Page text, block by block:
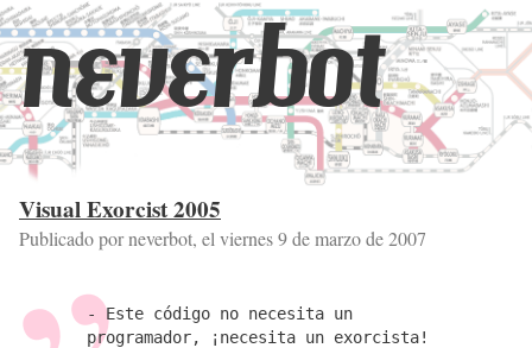
neverbot
Visual Exorcist 2005
Publicado por neverbot, el viernes 9 de marzo de 2007
- Este código no necesita un
programador, ¡necesita un exorcista!